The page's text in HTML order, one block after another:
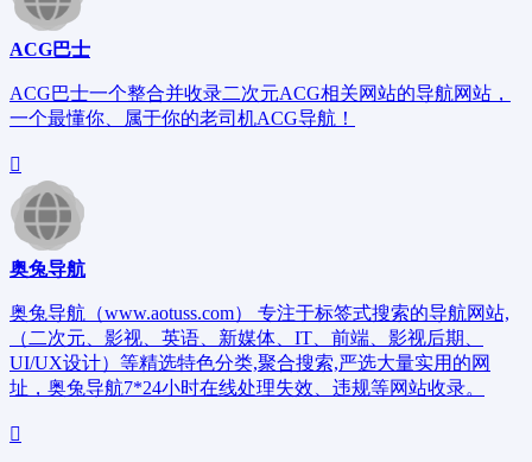
ACG巴士
ACG巴士一个整合并收录二次元ACG相关网站的导航网站，
一个最懂你、属于你的老司机ACG导航！
奥兔导航
奥兔导航（www.aotuss.com） 专注于标签式搜索的导航网站,
（二次元、影视、英语、新媒体、IT、前端、影视后期、
UI/UX设计）等精选特色分类,聚合搜索,严选大量实用的网
址，奥兔导航7*24小时在线处理失效、违规等网站收录。